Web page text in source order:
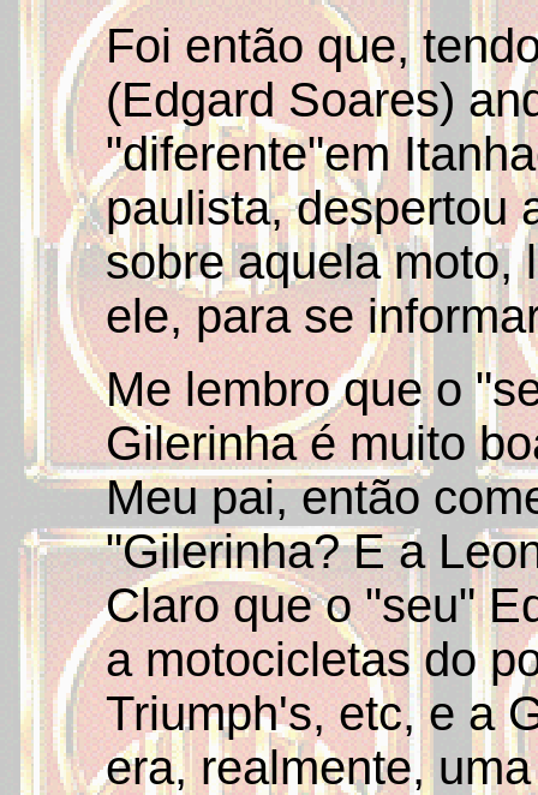
Foi então que,
(Edgard Soares)
"diferente"em
paulista, despertou
sobre aquela moto,
ele, para se
Me lembro que o
Gilerinha é muito
Meu pai, então
"Gilerinha? E a
Claro que o "seu"
a motocicletas do
Triumph's, etc, e a
era, realmente,